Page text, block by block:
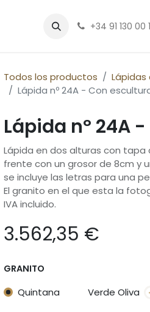
+34 91 130 00
Todos los productos
Lápidas
Lápida nº 24A - Con
Lápida nº 24A
Lápida en dos alturas con
frente con un grosor de 8cm y
se incluye las letras para una
El granito en el que esta la
IVA incluido.
3.562,35 €
GRANITO
Quintana Verde Oliva